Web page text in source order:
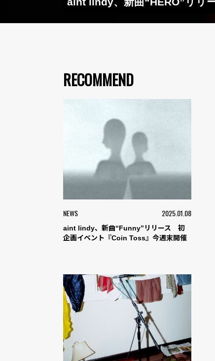
RECOMMEND
NEWS 2025.01.08
aint lindy、新曲“Funny”リリース 初
企画イベント『Coin Toss』今週末開催